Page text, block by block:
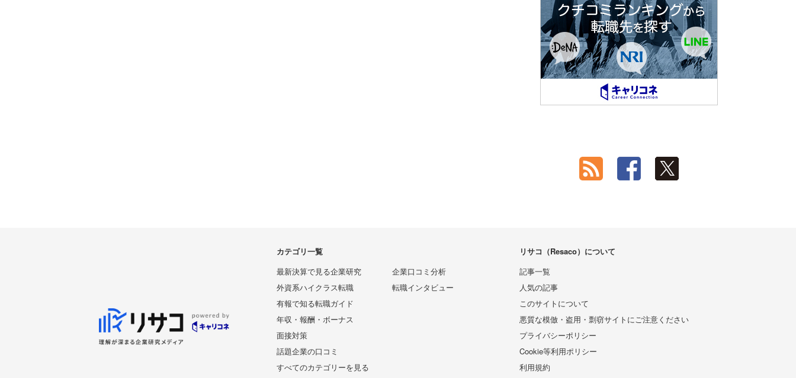
カテゴリ一覧
最新決算で見る企業研究
外資系ハイクラス転職
有報で知る転職ガイド
年収・報酬・ボーナス
面接対策
話題企業の口コミ
企業口コミ分析
転職インタビュー
すべてのカテゴリーを見る
リサコ（Resaco）について
記事一覧
人気の記事
このサイトについて
悪質な模倣・盗用・剽窃サイトにご注意ください
プライバシーポリシー
Cookie等利用ポリシー
利用規約